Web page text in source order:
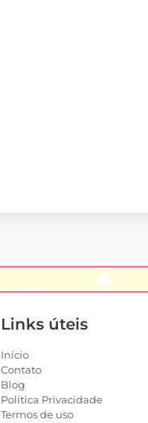
Links úteis
Início
Contato
Blog
Política Privacidade
Termos de uso